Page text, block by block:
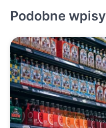
Podobne wpisy